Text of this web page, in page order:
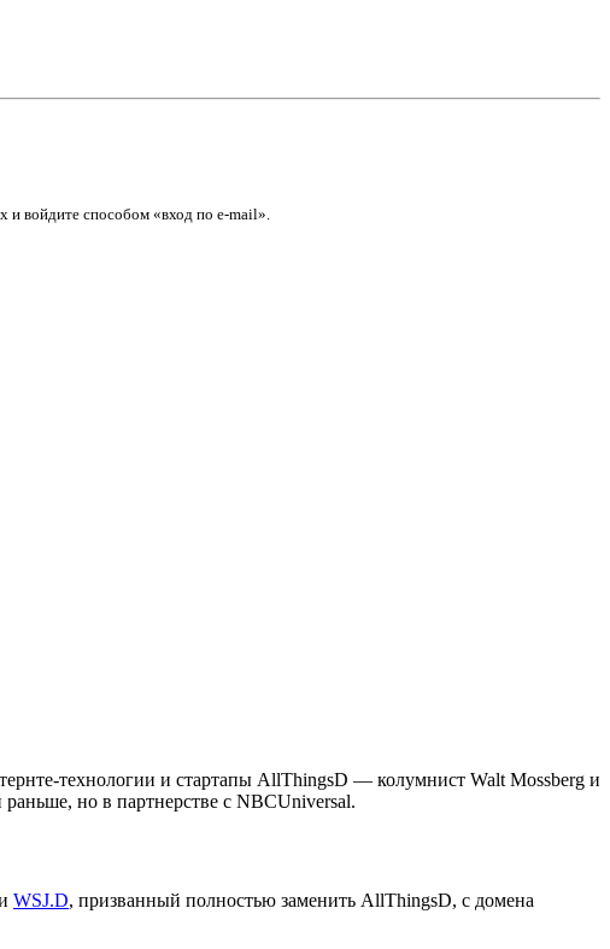
и войдите способом «вход по e-mail».
технологии и стартапы AllThingsD — колумнист Walt Mossberg и
но в партнерстве с NBCUniversal.
WSJ.D, призванный полностью заменить AllThingsD, с домена